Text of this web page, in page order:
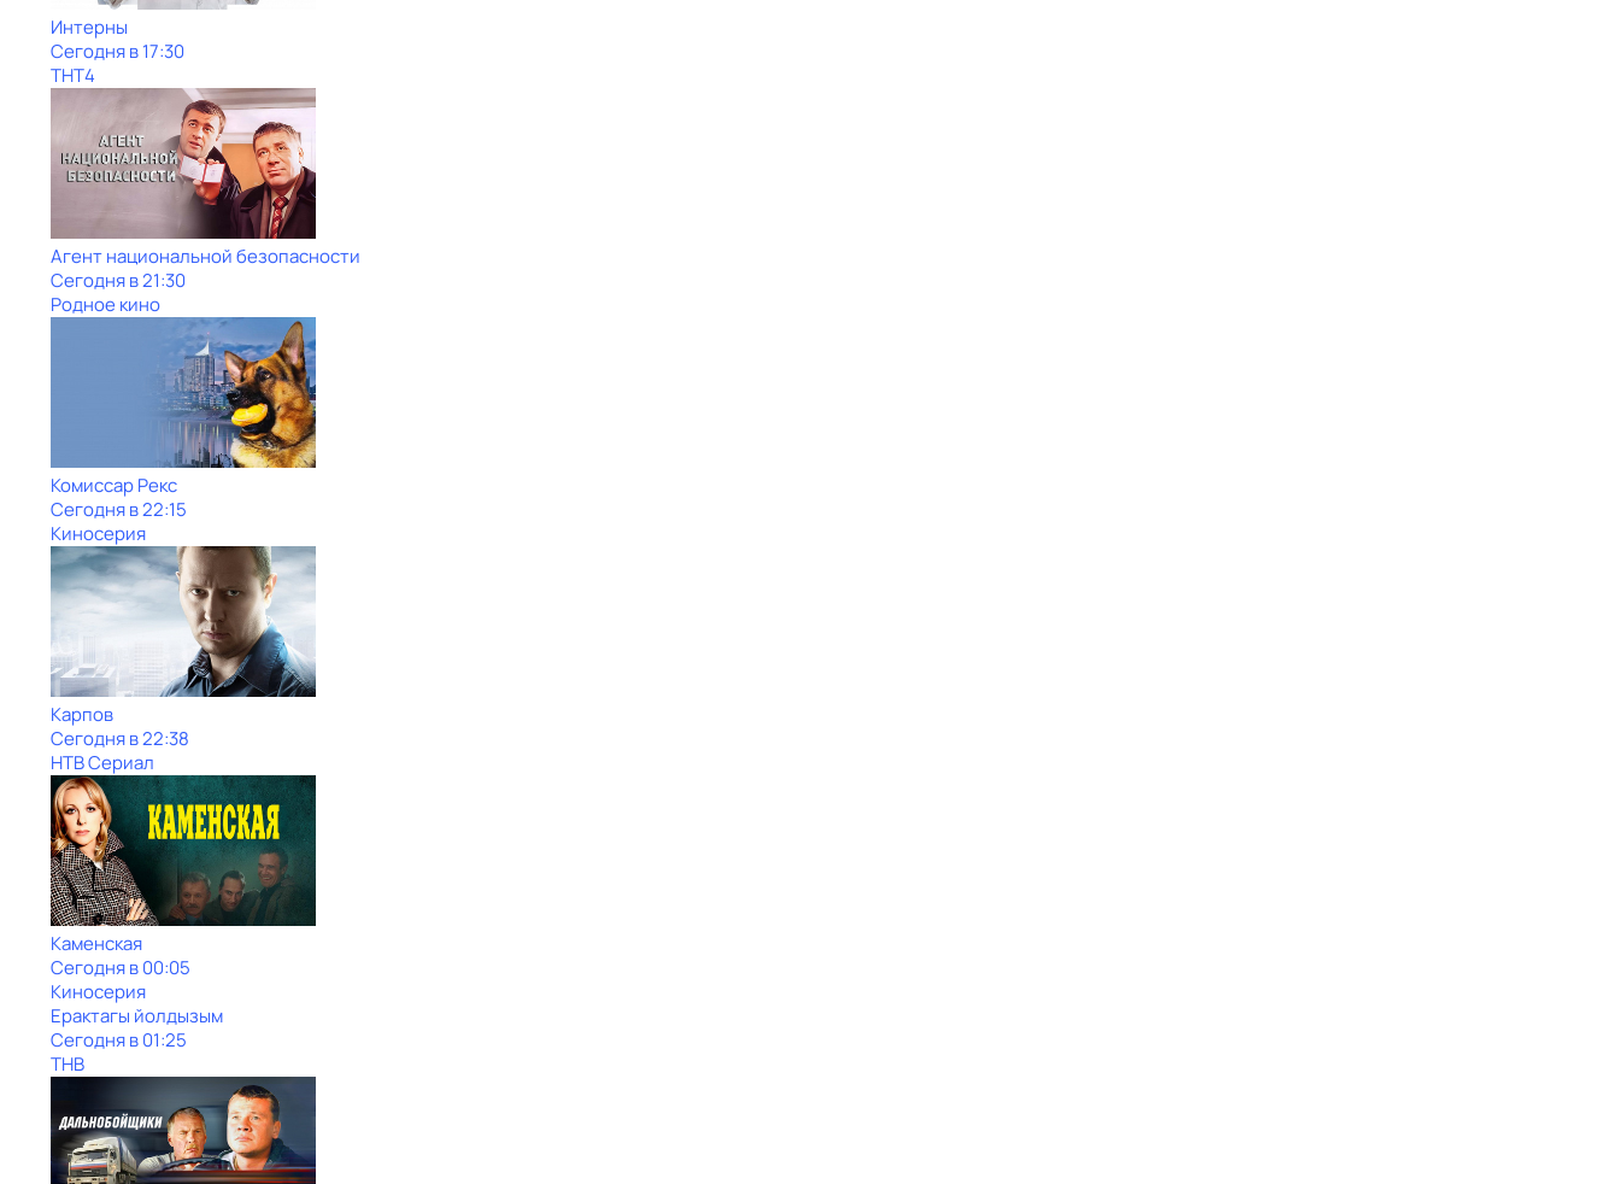
Интерны
Сегодня в 17:30
ТНТ4
Агент национальной безопасности
Сегодня в 21:30
Родное кино
Комиссар Рекс
Сегодня в 22:15
Киносерия
Карпов
Сегодня в 22:38
НТВ Сериал
Каменская
Сегодня в 00:05
Киносерия
Ерактагы йолдызым
Сегодня в 01:25
ТНВ